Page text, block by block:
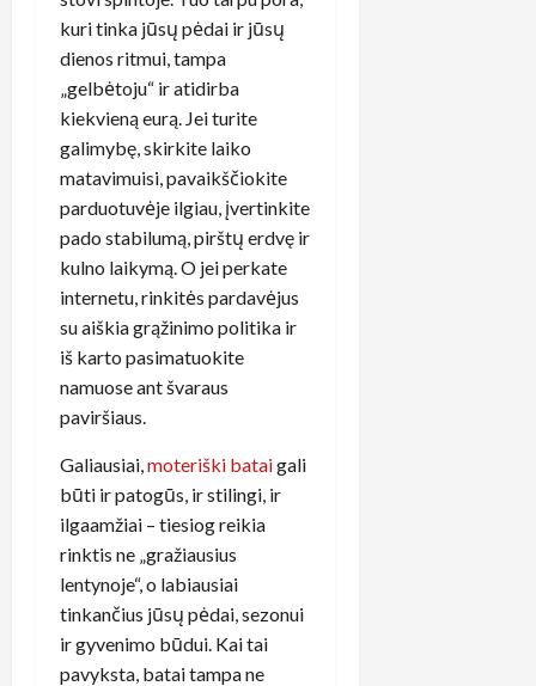
kuri tinka jūsų pėdai ir jūsų
dienos ritmui, tampa
„gelbėtoju“ ir atidirba
kiekvieną eurą. Jei turite
galimybę, skirkite laiko
matavimuisi, pavaikščiokite
parduotuvėje ilgiau, įvertinkite
pado stabilumą, pirštų erdvę ir
kulno laikymą. O jei perkate
internetu, rinkitės pardavėjus
su aiškia grąžinimo politika ir
iš karto pasimatuokite
namuose ant švaraus
paviršiaus.
Galiausiai, moteriški bataigali
būti ir patogūs, ir stilingi, ir
ilgaamžiai – tiesiog reikia
rinktis ne „gražiausius
lentynoje“, o labiausiai
tinkančius jūsų pėdai, sezonui
ir gyvenimo būdui. Kai tai
pavyksta, batai tampa ne